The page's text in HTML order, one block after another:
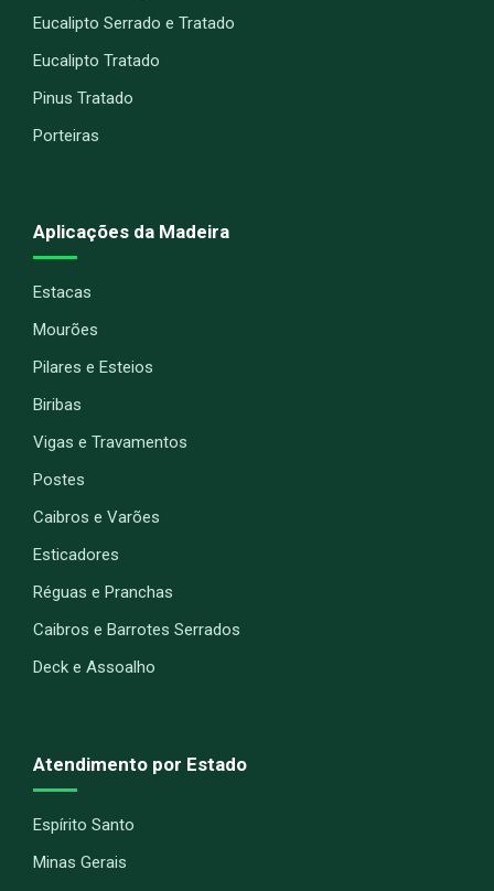
Eucalipto Serrado e Tratado
Eucalipto Tratado
Pinus Tratado
Porteiras
Aplicações da Madeira
Estacas
Mourões
Pilares e Esteios
Biribas
Vigas e Travamentos
Postes
Caibros e Varões
Esticadores
Réguas e Pranchas
Caibros e Barrotes Serrados
Deck e Assoalho
Atendimento por Estado
Espírito Santo
Minas Gerais